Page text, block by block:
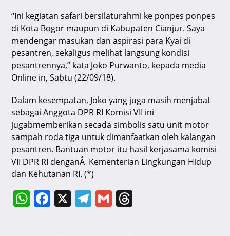
“Ini kegiatan safari bersilaturahmi ke ponpes ponpes
di Kota Bogor maupun di Kabupaten Cianjur. Saya
mendengar masukan dan aspirasi para Kyai di
pesantren, sekaligus melihat langsung kondisi
pesantrennya,” kata Joko Purwanto, kepada media
Online in, Sabtu (22/09/18).
Dalam kesempatan, Joko yang juga masih menjabat
sebagai Anggota DPR RI Komisi VII ini
jugabmemberikan secada simbolis satu unit motor
sampah roda tiga untuk dimanfaatkan oleh kalangan
pesantren. Bantuan motor itu hasil kerjasama komisi
VII DPR RI denganÂ Kementerian Lingkungan Hidup
dan Kehutanan RI. (*)
W F X T G